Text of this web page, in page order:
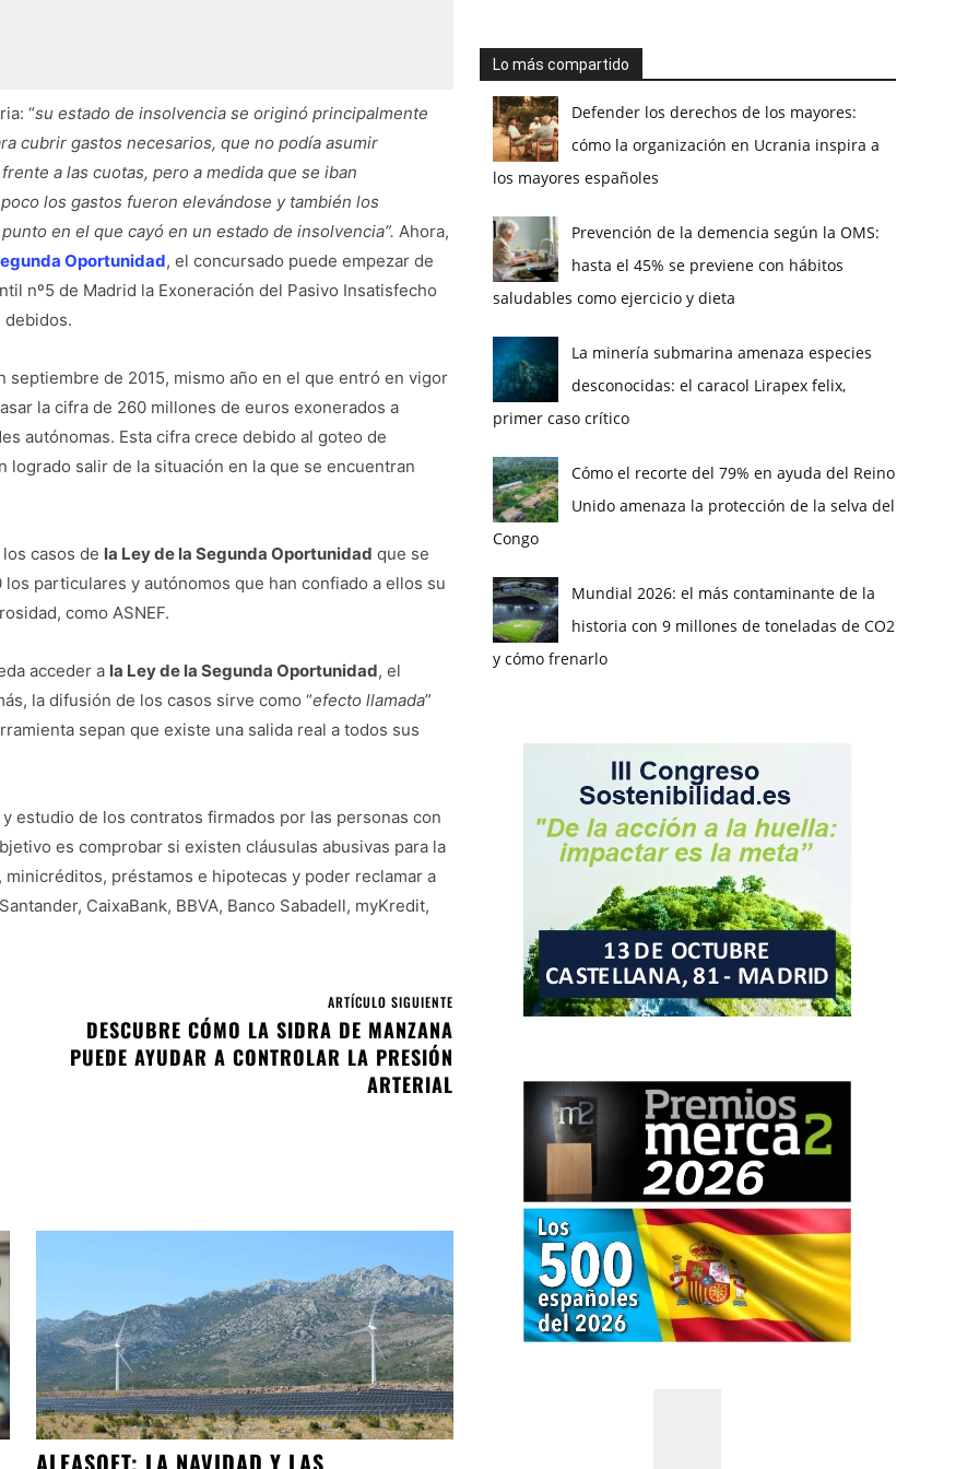
“su estado de insolvencia se originó principalmente
cubrir gastos necesarios, que no podía asumir
a las cuotas, pero a medida que se iban
los gastos fueron elevándose y también los
en el que cayó en un estado de insolvencia”. Ahora,
Oportunidad, el concursado puede empezar de
nº5 de Madrid la Exoneración del Pasivo Insatisfecho
debidos.
septiembre de 2015, mismo año en el que entró en vigor
la cifra de 260 millones de euros exonerados a
autónomas. Esta cifra crece debido al goteo de
salir de la situación en la que se encuentran
casos de la Ley de la Segunda Oportunidad que se
particulares y autónomos que han confiado a ellos su
como ASNEF.
acceder a la Ley de la Segunda Oportunidad, el
la difusión de los casos sirve como “efecto llamada”
sepan que existe una salida real a todos sus
estudio de los contratos firmados por las personas con
es comprobar si existen cláusulas abusivas para la
minicréditos, préstamos e hipotecas y poder reclamar a
CaixaBank, BBVA, Banco Sabadell, myKredit,
ARTÍCULO SIGUIENTE
DESCUBRE CÓMO LA SIDRA DE MANZANA
PUEDE AYUDAR A CONTROLAR LA PRESIÓN
ARTERIAL
ALEASOFT; LA NAVIDAD Y LAS
Lo más compartido
Defender los derechos de los mayores:
cómo la organización en Ucrania inspira a
los mayores españoles
Prevención de la demencia según la OMS:
hasta el 45% se previene con hábitos
saludables como ejercicio y dieta
La minería submarina amenaza especies
desconocidas: el caracol Lirapex felix,
primer caso crítico
Cómo el recorte del 79% en ayuda del Reino
Unido amenaza la protección de la selva del
Congo
Mundial 2026: el más contaminante de la
historia con 9 millones de toneladas de CO2
y cómo frenarlo